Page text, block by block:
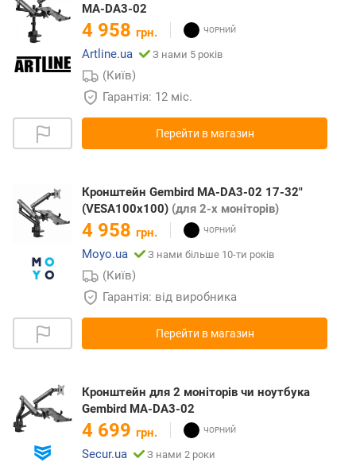
MA-DA3-02
4 958 грн.
Artline.ua
З нами 5 років
(Київ)
Гарантія: 12 міс.
Перейти в магазин
Кронштейн Gembird MA-DA3-02 17-32"
(VESA100х100) (для 2-х моніторів)
4 958 грн.
Moyo.ua
З нами більше 10-ти років
(Київ)
Гарантія: від виробника
Перейти в магазин
Кронштейн для 2 моніторів чи ноутбука
Gembird MA-DA3-02
4 699 грн.
Secur.ua
З нами 2 роки